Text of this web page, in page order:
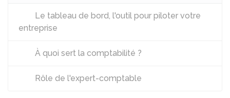
Le tableau de bord, l'outil pour piloter votre
entreprise
À quoi sert la comptabilité ?
Rôle de l'expert-comptable